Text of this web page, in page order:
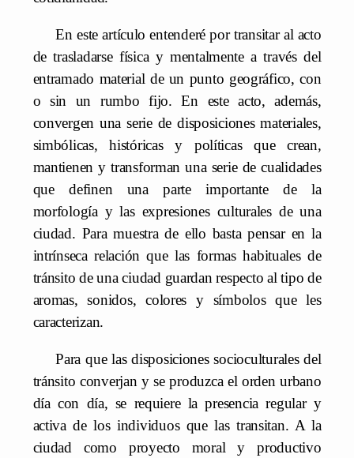
En este artículo entenderé por transitar al acto
de trasladarse física y mentalmente a través del
entramado material de un punto geográfico, con
o sin un rumbo fijo. En este acto, además,
convergen una serie de disposiciones materiales,
simbólicas, históricas y políticas que crean,
mantienen y transforman una serie de cualidades
que definen una parte importante de la
morfología y las expresiones culturales de una
ciudad. Para muestra de ello basta pensar en la
intrínseca relación que las formas habituales de
tránsito de una ciudad guardan respecto al tipo de
aromas, sonidos, colores y símbolos que les
caracterizan.
Para que las disposiciones socioculturales del
tránsito converjan y se produzca el orden urbano
día con día, se requiere la presencia regular y
activa de los individuos que las transitan. A la
ciudad como proyecto moral y productivo